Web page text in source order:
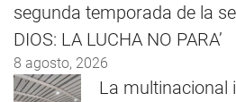
segunda temporada de la
DIOS: LA LUCHA NO PARA’
8 agosto, 2026
La multinacional